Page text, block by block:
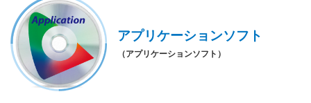
アプリケーションソフト
（アプリケーションソフト）